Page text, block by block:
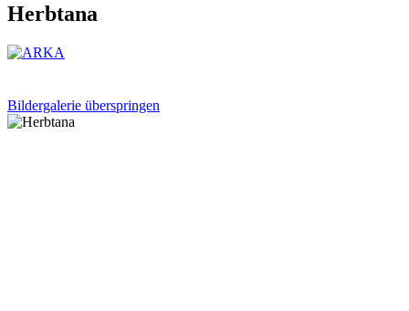
Herbtana
Bildergalerie überspringen